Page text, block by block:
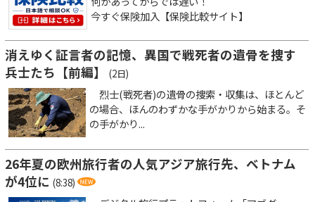
今すぐ保険加入【保険比較サイト】
消えゆく証言者の記憶、異国で戦死者の遺骨を捜す
兵士たち【前編】
(2日)
烈士(戦死者)の遺骨の捜索・収集は、ほとんど
の場合、ほんのわずかな手がかりから始まる。そ
の手がかり...
26年夏の欧州旅行者の人気アジア旅行先、ベトナム
が4位に (8:38)